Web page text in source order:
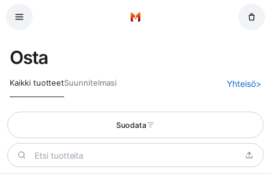
Etusivu
Osta
Kaikki tuotteetSuunnitelmasi Yhteisö>
Suodata